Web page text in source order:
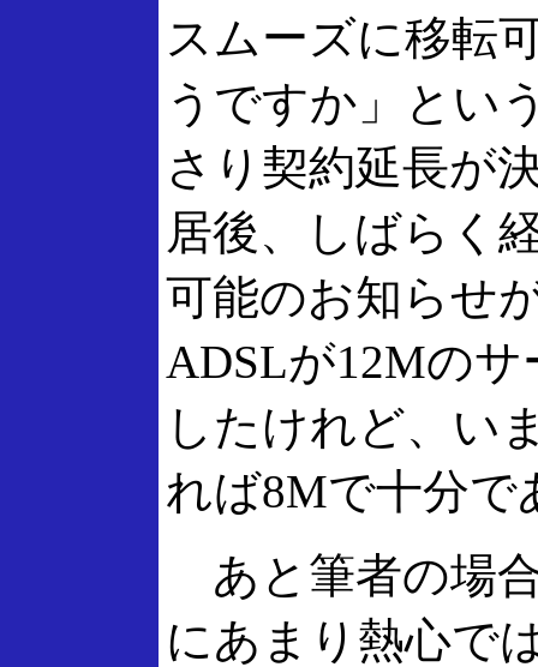
スムーズに移転
うですか」とい
さり契約延長が
居後、しばらく
可能のお知らせ
ADSLが12Mの
したけれど、い
れば8Mで十分で
あと筆者の場
にあまり熱心で